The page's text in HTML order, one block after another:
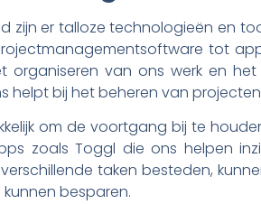
zijn er talloze technologieën en
tot
organiseren van ons werk en
helpt bij het beheren van
om de voortgang bij te
zoals Toggl die ons helpen
taken besteden,
besparen.